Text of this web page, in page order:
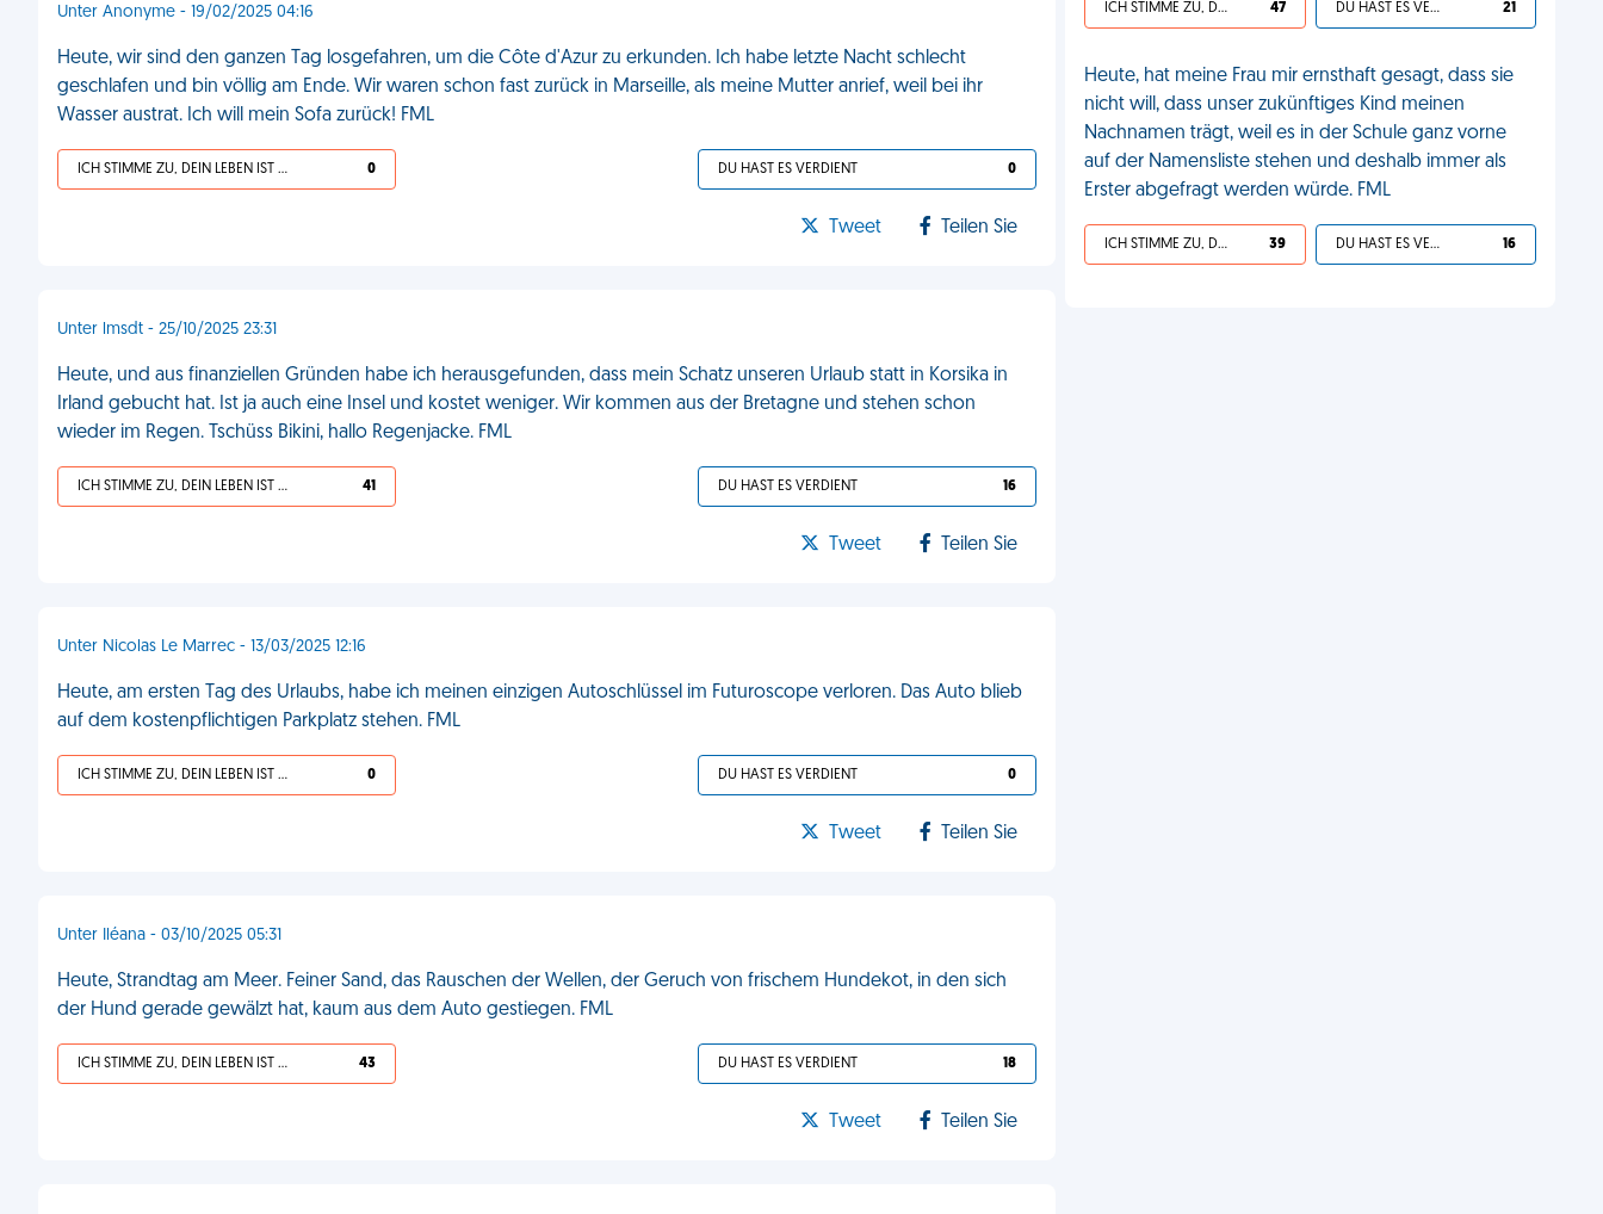
Unter Anonyme - 19/02/2025 04:16
Heute, wir sind den ganzen Tag losgefahren, um die Côte d'Azur zu erkunden. Ich habe letzte Nacht schlecht
geschlafen und bin völlig am Ende. Wir waren schon fast zurück in Marseille, als meine Mutter anrief, weil bei ihr
Wasser austrat. Ich will mein Sofa zurück! FML
ICH STIMME ZU, DEIN LEBEN IST SCHEISSE 0 DU HAST ES VERDIENT 0
Tweet Teilen Sie
Unter lmsdt - 25/10/2025 23:31
Heute, und aus finanziellen Gründen habe ich herausgefunden, dass mein Schatz unseren Urlaub statt in Korsika in
Irland gebucht hat. Ist ja auch eine Insel und kostet weniger. Wir kommen aus der Bretagne und stehen schon
wieder im Regen. Tschüss Bikini, hallo Regenjacke. FML
ICH STIMME ZU, DEIN LEBEN IST SCHEISSE 41 DU HAST ES VERDIENT 16
Tweet Teilen Sie
Unter Nicolas Le Marrec - 13/03/2025 12:16
Heute, am ersten Tag des Urlaubs, habe ich meinen einzigen Autoschlüssel im Futuroscope verloren. Das Auto blieb
auf dem kostenpflichtigen Parkplatz stehen. FML
ICH STIMME ZU, DEIN LEBEN IST SCHEISSE 0 DU HAST ES VERDIENT 0
Tweet Teilen Sie
Unter Iléana - 03/10/2025 05:31
Heute, Strandtag am Meer. Feiner Sand, das Rauschen der Wellen, der Geruch von frischem Hundekot, in den sich
der Hund gerade gewälzt hat, kaum aus dem Auto gestiegen. FML
ICH STIMME ZU, DEIN LEBEN IST SCHEISSE 43 DU HAST ES VERDIENT 18
Tweet Teilen Sie
ICH STIMME ZU, DEIN LEBEN IST SCHEISSE 47 DU HAST ES VERDIENT 21
Heute, hat meine Frau mir ernsthaft gesagt, dass sie
nicht will, dass unser zukünftiges Kind meinen
Nachnamen trägt, weil es in der Schule ganz vorne
auf der Namensliste stehen und deshalb immer als
Erster abgefragt werden würde. FML
ICH STIMME ZU, DEIN LEBEN IST SCHEISSE 39 DU HAST ES VERDIENT 16